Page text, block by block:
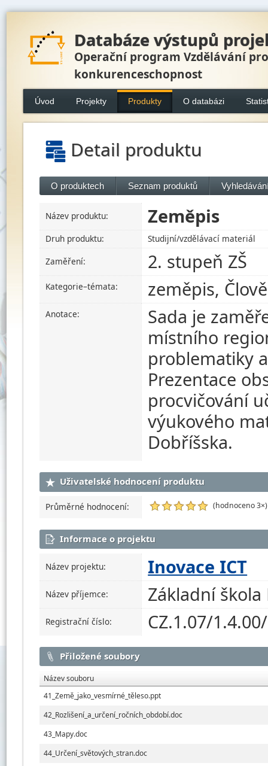
Databáze výstupů
Operační program Vzdělávání pro
konkurenceschopnost
Úvod Projekty Produkty O databázi
Detail produktu
O produktech Seznam produktů
Název produktu: Zeměpis
Druh produktu:
Studijní/vzdělávací materiál
Zaměření:
2. stupeň ZŠ
Kategorie–témata: zeměpis,
Anotace:
Sada je
místního
problematiky
Prezentace
procvičování
výukového
Dobříšska.
Uživatelské hodnocení produktu
Průměrné hodnocení: (hodnoceno 3×)
Informace o projektu
Název projektu: Inovace ICT
Název příjemce: Základní
Registrační číslo: CZ.1.07/
Přiložené soubory
Název souboru
41_Země_jako_vesmírné_těleso.ppt
42_Rozlišení_a_určení_ročních_období.doc
43_Mapy.doc
44_Určení_světových_stran.doc